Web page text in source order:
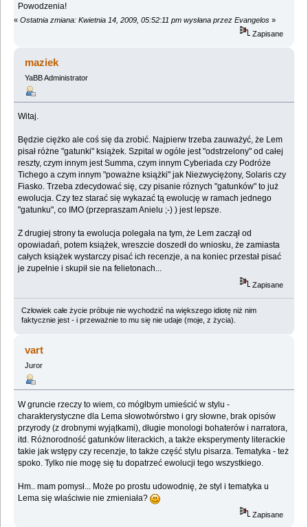
Powodzenia!
« Ostatnia zmiana: Kwietnia 14, 2009, 05:52:11 pm wysłana przez Evangelos »
Zapisane
maziek
YaBB Administrator
Witaj.
Będzie ciężko ale coś się da zrobić. Najpierw trzeba zauważyć, że Lem
pisał różne "gatunki" książek. Szpital w ogóle jest "odstrzelony" od całej
reszty, czym innym jest Summa, czym innym Cyberiada czy Podróże
Tichego a czym innym "poważne książki" jak Niezwyciężony, Solaris czy
Fiasko. Trzeba zdecydować się, czy pisanie róznych "gatunków" to już
ewolucja. Czy tez starać się wykazać tą ewolucję w ramach jednego
"gatunku", co IMO (przepraszam Anielu ;-) ) jest lepsze.
Z drugiej strony ta ewolucja polegała na tym, że Lem zaczął od
opowiadań, potem książek, wreszcie doszedł do wniosku, że zamiasta
całych książek wystarczy pisać ich recenzje, a na koniec przestał pisać
je zupełnie i skupił sie na felietonach...
Zapisane
Człowiek całe życie próbuje nie wychodzić na większego idiotę niż nim
faktycznie jest - i przeważnie to mu się nie udaje (moje, z życia).
vart
Juror
W gruncie rzeczy to wiem, co mógłbym umieścić w stylu -
charakterystyczne dla Lema słowotwórstwo i gry słowne, brak opisów
przyrody (z drobnymi wyjątkami), długie monologi bohaterów i narratora,
itd. Różnorodność gatunków literackich, a także eksperymenty literackie
takie jak wstępy czy recenzje, to także część stylu pisarza. Tematyka - też
spoko. Tylko nie mogę się tu dopatrzeć ewolucji tego wszystkiego.
Hm.. mam pomysł... Może po prostu udowodnię, że styl i tematyka u
Lema się właściwie nie zmieniała?
Zapisane